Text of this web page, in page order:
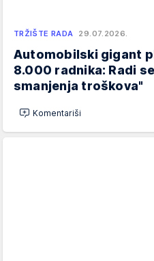
TRŽIŠTE RADA 29.07.2026.
Automobilski gigant
8.000 radnika: Radi
smanjenja troškova"
Komentariši